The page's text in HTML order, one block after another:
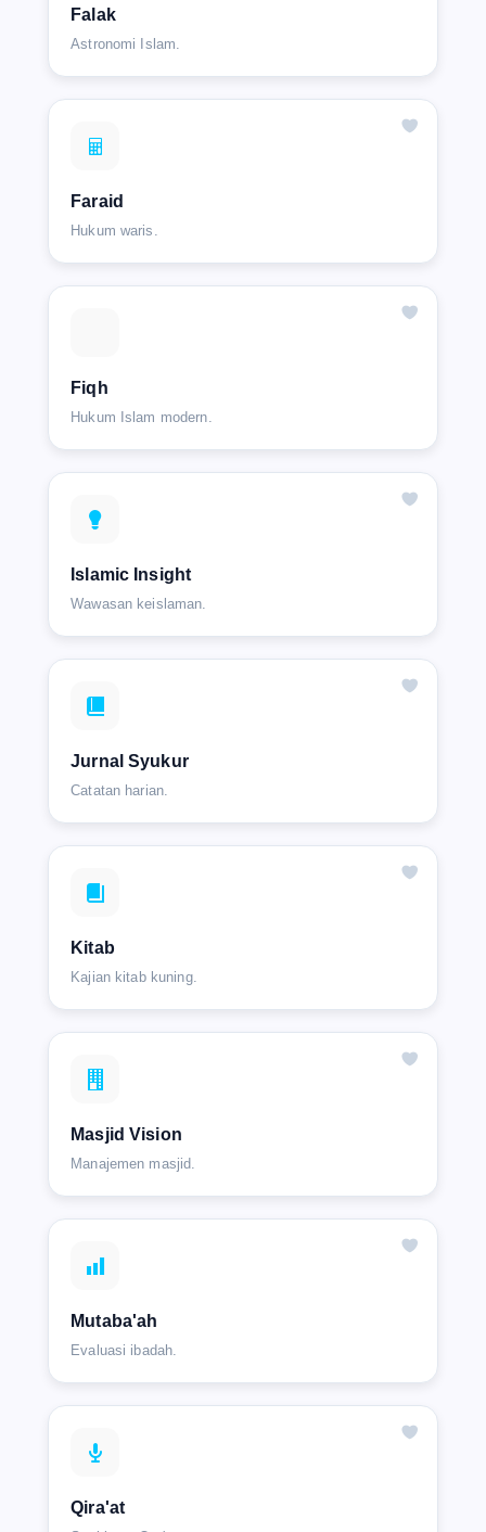
Falak
Astronomi Islam.
Faraid
Hukum waris.
Fiqh
Hukum Islam modern.
Islamic Insight
Wawasan keislaman.
Jurnal Syukur
Catatan harian.
Kitab
Kajian kitab kuning.
Masjid Vision
Manajemen masjid.
Mutaba'ah
Evaluasi ibadah.
Qira'at